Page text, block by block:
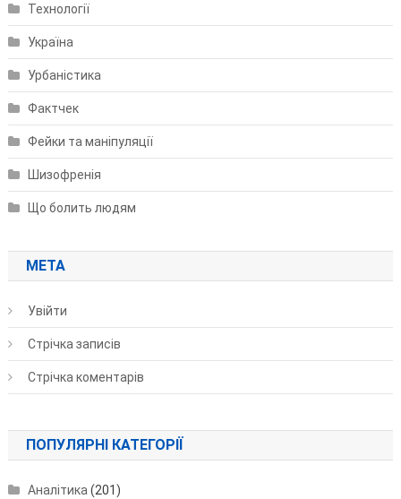
Технології
Україна
Урбаністика
Фактчек
Фейки та маніпуляції
Шизофренія
Що болить людям
МЕТА
Увійти
Стрічка записів
Стрічка коментарів
ПОПУЛЯРНІ КАТЕГОРІЇ
Аналітика (201)